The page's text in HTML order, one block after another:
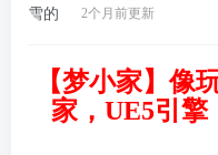
2个月前更新
【梦小家】像
家，UE5引